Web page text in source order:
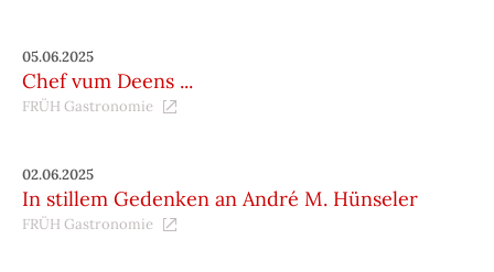
05.06.2025
Chef vum Deens ...
FRÜH Gastronomie
02.06.2025
In stillem Gedenken an André M. Hünseler
FRÜH Gastronomie